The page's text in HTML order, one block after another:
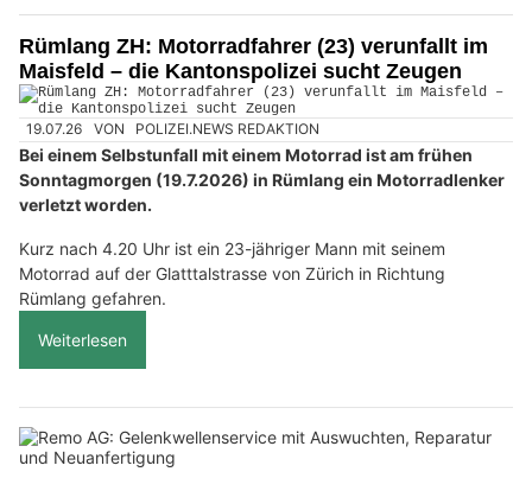
Rümlang ZH: Motorradfahrer (23) verunfallt im
Maisfeld – die Kantonspolizei sucht Zeugen
19.07.26 VON POLIZEI.NEWS REDAKTION
Bei einem Selbstunfall mit einem Motorrad ist am frühen
Sonntagmorgen (19.7.2026) in Rümlang ein Motorradlenker
verletzt worden.
Kurz nach 4.20 Uhr ist ein 23-jähriger Mann mit seinem
Motorrad auf der Glatttalstrasse von Zürich in Richtung
Rümlang gefahren.
Weiterlesen